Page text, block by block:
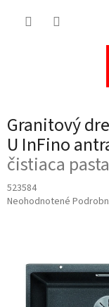
Granitový
U InFino
čistiaca pasta
523584
Priemerné
hviezdičiek.
Neohodnotené